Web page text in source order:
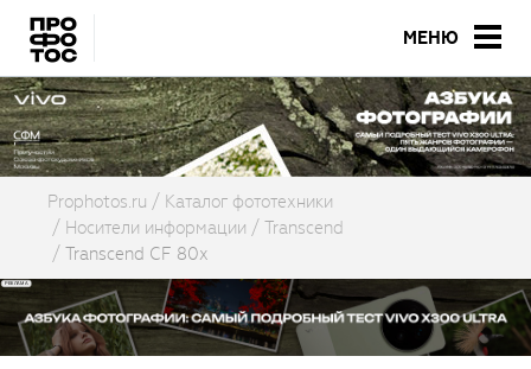
МЕНЮ
Prophotos.ru
Каталог фототехники
Носители информации
Transcend
Transcend CF 80x